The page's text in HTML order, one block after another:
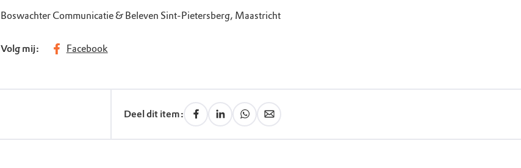
Boswachter Communicatie & Beleven Sint-Pietersberg, Maastricht
Volg mij: Facebook
Deel dit item: